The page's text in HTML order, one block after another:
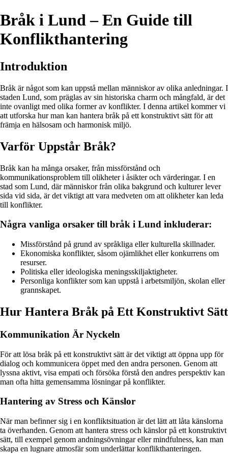
Bråk i Lund – En Guide till
Konflikthantering
Introduktion
Bråk är något som kan uppstå mellan människor av olika anledningar. I
staden Lund, som präglas av sin historiska charm och mångfald, är det
inte ovanligt med olika former av konflikter. I denna artikel kommer vi
att utforska hur man kan hantera bråk på ett konstruktivt sätt för att
främja en hälsosam och harmonisk miljö.
Varför Uppstår Bråk?
Bråk kan ha många orsaker, från missförstånd och
kommunikationsproblem till olikheter i åsikter och värderingar. I en
stad som Lund, där människor från olika bakgrund och kulturer lever
sida vid sida, är det viktigt att vara medveten om att olikheter kan leda
till konflikter.
Några vanliga orsaker till bråk i Lund inkluderar:
Missförstånd på grund av språkliga eller kulturella skillnader.
Ekonomiska konflikter, såsom ojämlikhet eller konkurrens om
resurser.
Politiska eller ideologiska meningsskiljaktigheter.
Personliga konflikter som kan uppstå i arbetsmiljön, skolan eller
grannskapet.
Hur Hantera Bråk på Ett Konstruktivt Sätt
Kommunikation Är Nyckeln
För att lösa bråk på ett konstruktivt sätt är det viktigt att öppna upp för
dialog och kommunicera öppet med den andra personen. Genom att
lyssna aktivt, visa empati och försöka förstå den andres perspektiv kan
man ofta hitta gemensamma lösningar på konflikter.
Hantering av Stress och Känslor
När man befinner sig i en konfliktsituation är det lätt att låta känslorna
ta överhanden. Genom att hantera stress och känslor på ett konstruktivt
sätt, till exempel genom andningsövningar eller mindfulness, kan man
skapa en lugnare atmosfär som underlättar konflikthanteringen.